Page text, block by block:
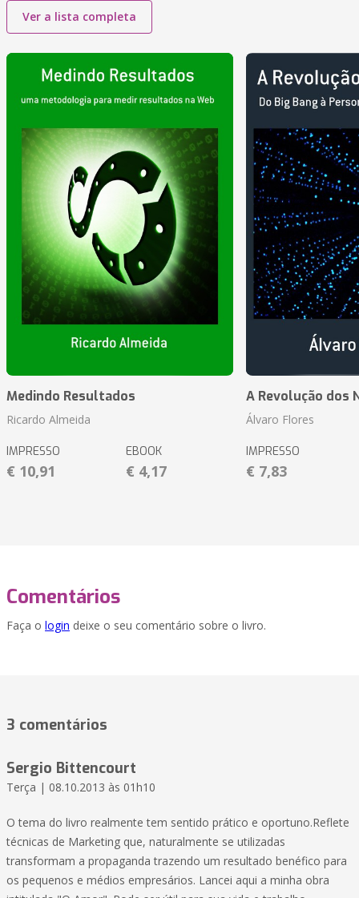
Ver a lista completa
Medindo Resultados
Ricardo Almeida
IMPRESSO
€ 10,91
EBOOK
€ 4,17
A Revolução dos
Álvaro Flores
IMPRESSO
€ 7,83
Comentários
Faça o login deixe o seu comentário sobre o livro.
3 comentários
Sergio Bittencourt
Terça | 08.10.2013 às 01h10
O tema do livro realmente tem sentido prático e oportuno.Reflete
técnicas de Marketing que, naturalmente se utilizadas
transformam a propaganda trazendo um resultado benéfico para
os pequenos e médios empresários. Lancei aqui a minha obra